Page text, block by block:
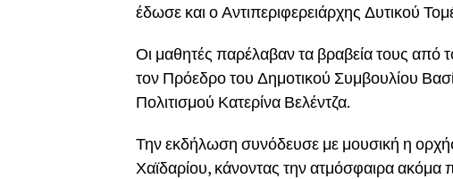
έδωσε και ο Αντιπεριφερειάρχης Δυτικού
Οι μαθητές παρέλαβαν τα βραβεία τους από
τον Πρόεδρο του Δημοτικού Συμβουλίου
Πολιτισμού Κατερίνα Βελέντζα.
Την εκδήλωση συνόδευσε με μουσική η
Χαϊδαρίου, κάνοντας την ατμόσφαιρα ακόμα